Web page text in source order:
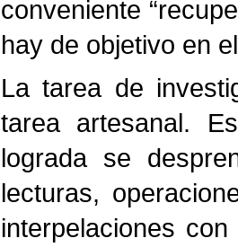
conveniente
hay de objetivo en
La tarea de
tarea artesanal.
lograda se
lecturas,
interpelaciones